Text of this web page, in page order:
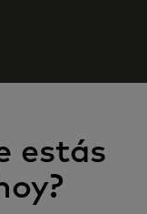
estás